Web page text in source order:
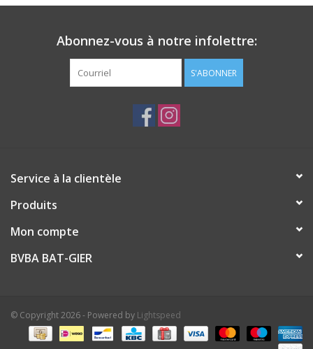
Abonnez-vous à notre infolettre:
S'ABONNER
Service à la clientèle
Produits
Mon compte
BVBA BAT-GIER
© Copyright 2026 - Powered by Lightspeed